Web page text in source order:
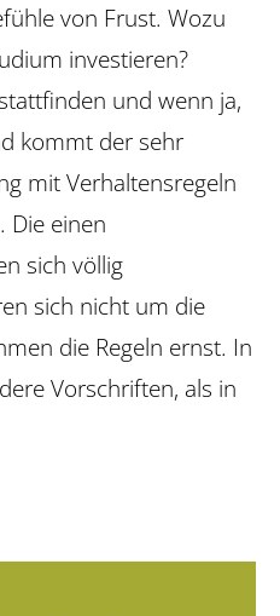
von Frust. Wozu
investieren?
und wenn ja,
kommt der sehr
mit Verhaltensregeln
Die einen
sich völlig
sich nicht um die
die Regeln ernst. In
Vorschriften, als in